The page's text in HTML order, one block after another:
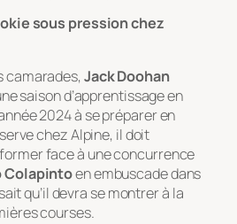
sous pression chez
camarades,Jack Doohan
saison d’apprentissage en
2024 à se préparer en
chez Alpine, il doit
face à une concurrence
Colapintoen embuscade dans
qu’il devra se montrer à la
courses.